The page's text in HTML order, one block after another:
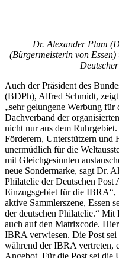
Dr. Alexander Plum
(Bürgermeisterin von
Auch der Präsident des
(BDPh), Alfred Schmidt,
„sehr gelungene Werbung
Dachverband der
nicht nur aus dem
Förderern, Unterstützern und
unermüdlich für die
mit Gleichgesinnten
neue Sondermarke, sagt Dr.
Philatelie der Deutschen Post
Einzugsgebiet für die IBRA“,
aktive Sammlerszene, Essen
der deutschen Philatelie.“
auch auf den Matrixcode.
IBRA verwiesen. Die Post sei
während der IBRA vertreten,
Angebot. Für die Post sei die